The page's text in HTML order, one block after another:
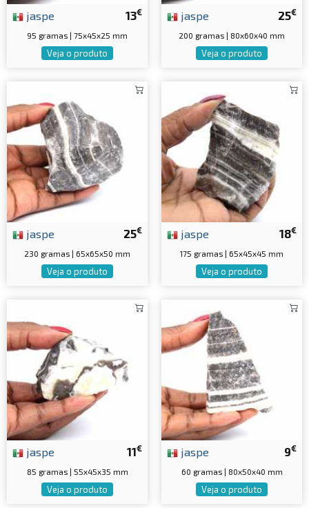
13€
jaspe
95 gramas | 75x45x25 mm
Veja o produto
25€
jaspe
200 gramas | 80x60x40 mm
Veja o produto
25€
jaspe
230 gramas | 65x65x50 mm
Veja o produto
18€
jaspe
175 gramas | 65x45x45 mm
Veja o produto
11€
jaspe
85 gramas | 55x45x35 mm
Veja o produto
9€
jaspe
60 gramas | 80x50x40 mm
Veja o produto